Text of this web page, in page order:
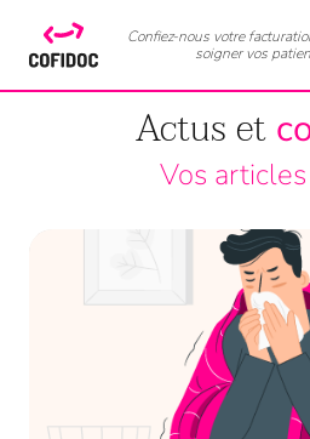
Confiez-nous votre
soigner vos
Actus et
Vos